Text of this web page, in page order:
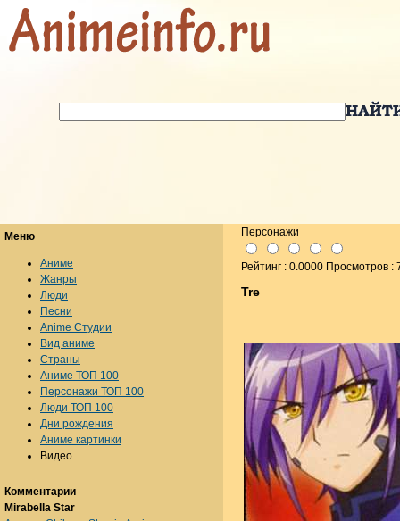
Персонажи
Рейтинг : 0.0000 Просмотров :
Tre
Меню
Аниме
Жанры
Люди
Песни
Anime Студии
Вид аниме
Страны
Аниме ТОП 100
Персонажи ТОП 100
Люди ТОП 100
Дни рождения
Аниме картинки
Видео
Комментарии
Mirabella Star